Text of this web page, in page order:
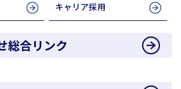
キャリア採用
総合リンク